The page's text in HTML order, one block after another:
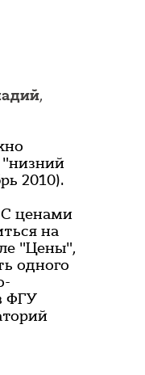
,
2010).
ценами
на
"Цены",
одного
ФГУ